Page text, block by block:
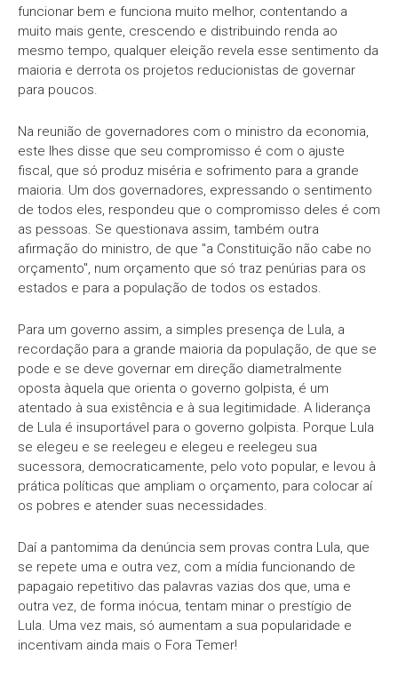
funcionar bem e funciona muito melhor, contentando a
muito mais gente, crescendo e distribuindo renda ao
mesmo tempo, qualquer eleição revela esse sentimento da
maioria e derrota os projetos reducionistas de governar
para poucos.
Na reunião de governadores com o ministro da economia,
este lhes disse que seu compromisso é com o ajuste
fiscal, que só produz miséria e sofrimento para a grande
maioria. Um dos governadores, expressando o sentimento
de todos eles, respondeu que o compromisso deles é com
as pessoas. Se questionava assim, também outra
afirmação do ministro, de que "a Constituição não cabe no
orçamento", num orçamento que só traz penúrias para os
estados e para a população de todos os estados.
Para um governo assim, a simples presença de Lula, a
recordação para a grande maioria da população, de que se
pode e se deve governar em direção diametralmente
oposta àquela que orienta o governo golpista, é um
atentado à sua existência e à sua legitimidade. A liderança
de Lula é insuportável para o governo golpista. Porque Lula
se elegeu e se reelegeu e elegeu e reelegeu sua
sucessora, democraticamente, pelo voto popular, e levou à
prática políticas que ampliam o orçamento, para colocar aí
os pobres e atender suas necessidades.
Daí a pantomima da denúncia sem provas contra Lula, que
se repete uma e outra vez, com a mídia funcionando de
papagaio repetitivo das palavras vazias dos que, uma e
outra vez, de forma inócua, tentam minar o prestígio de
Lula. Uma vez mais, só aumentam a sua popularidade e
incentivam ainda mais o Fora Temer!